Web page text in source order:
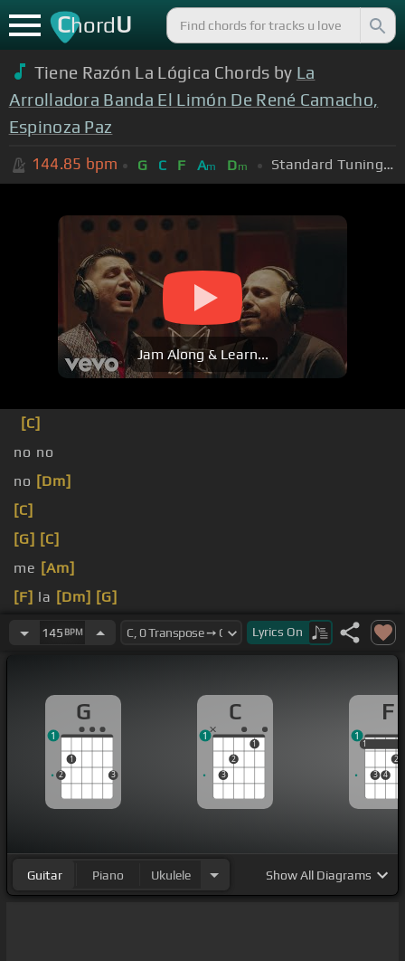
ChordU
Tiene Razón La Lógica Chords by La
Arrolladora Banda El Limón De René Camacho,
Espinoza Paz
144.85 bpm G C F Am Dm Standard Tuning (EADGBE)
Jam Along & Learn...
[C]
no no
no [Dm]
[C]
[G] [C]
me [Am]
[F] la [Dm] [G]
145 BPM Lyrics On
G
2
1
3
1
C
3
2
1
1
F
1
3 4
2
1
1
Guitar Piano Ukulele ShowAll Diagrams